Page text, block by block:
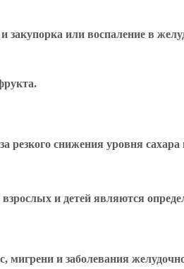
или воспаление в
резкого снижения уровня сахара
и детей являются
и заболевания